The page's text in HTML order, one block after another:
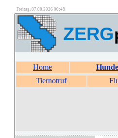
Freitag, 07.08.2026 00:48
ZERG
Home Hunde
Tiernotruf